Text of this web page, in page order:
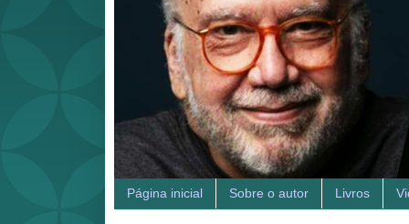
Página inicial Sobre o autor Livros